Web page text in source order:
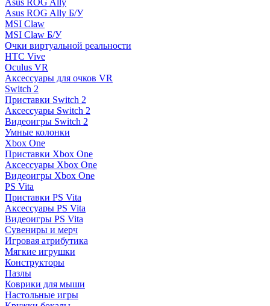
Asus ROG Ally
Asus ROG Ally Б/У
MSI Claw
MSI Claw Б/У
Очки виртуальной реальности
HTC Vive
Oculus VR
Аксессуары для очков VR
Switch 2
Приставки Switch 2
Аксессуары Switch 2
Видеоигры Switch 2
Умные колонки
Xbox One
Приставки Xbox One
Аксессуары Xbox One
Видеоигры Xbox One
PS Vita
Приставки PS Vita
Аксессуары PS Vita
Видеоигры PS Vita
Сувениры и мерч
Игровая атрибутика
Мягкие игрушки
Конструкторы
Пазлы
Коврики для мыши
Настольные игры